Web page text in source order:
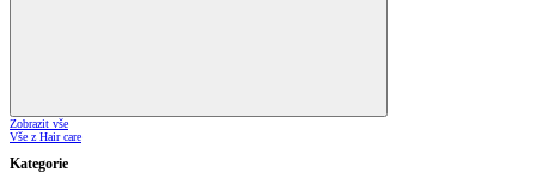
Zobrazit vše
Vše z Hair care
Kategorie